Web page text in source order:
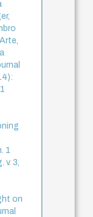
1
v. 3,
on